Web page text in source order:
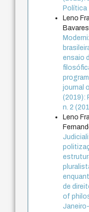
Política
Leno
ensaio
journal
(2019):
n. 2
Leno
de
of